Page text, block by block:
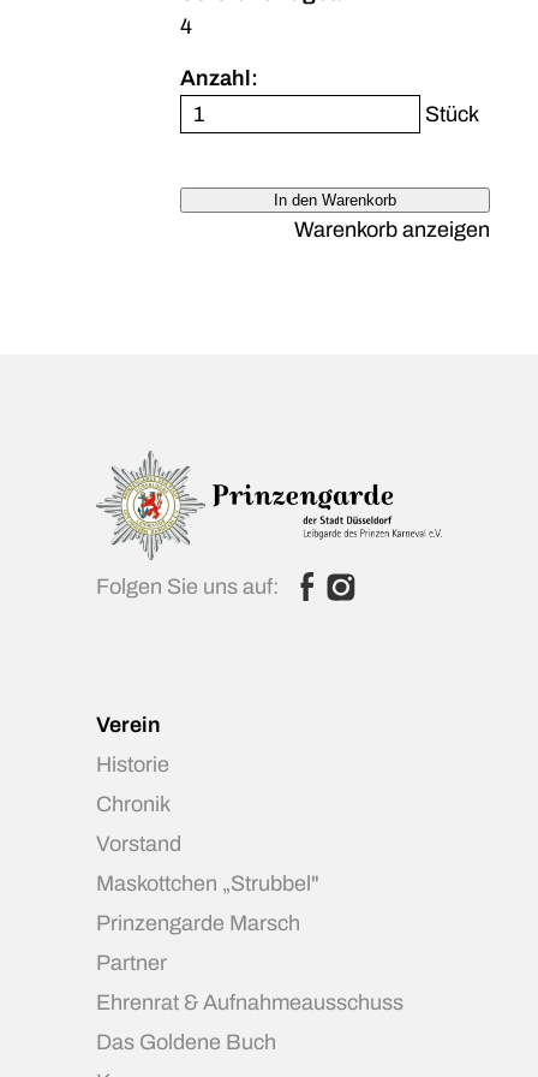
4
Anzahl:
Stück
Warenkorb anzeigen
In den Warenkorb
Folgen Sie uns auf:
Verein
Historie
Chronik
Vorstand
Maskottchen „Strubbel"
Prinzengarde Marsch
Partner
Ehrenrat & Aufnahmeausschuss
Das Goldene Buch